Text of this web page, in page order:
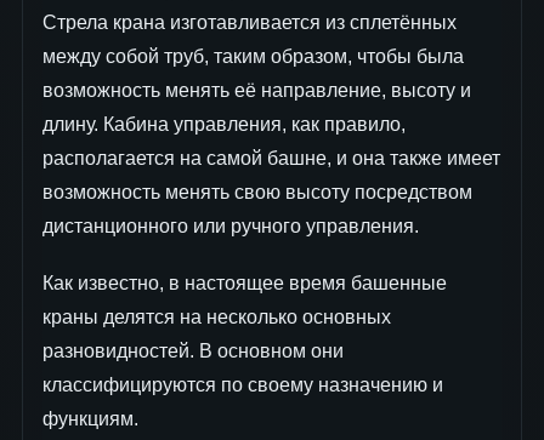
Стрела крана изготавливается из сплетённых
между собой труб, таким образом, чтобы была
возможность менять её направление, высоту и
длину. Кабина управления, как правило,
располагается на самой башне, и она также имеет
возможность менять свою высоту посредством
дистанционного или ручного управления.
Как известно, в настоящее время башенные
краны делятся на несколько основных
разновидностей. В основном они
классифицируются по своему назначению и
функциям.